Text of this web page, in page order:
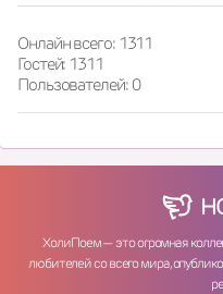
Онлайн всего: 1311
Гостей: 1311
Пользователей: 0
ХолиПоем — это огромная
любителей со всего мира,